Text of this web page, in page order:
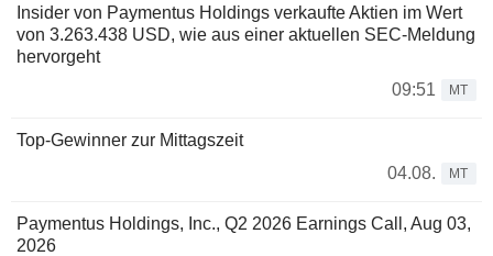
Insider von Paymentus Holdings verkaufte Aktien im Wert
von 3.263.438 USD, wie aus einer aktuellen SEC-Meldung
hervorgeht
09:51
MT
Top-Gewinner zur Mittagszeit
04.08.
MT
Paymentus Holdings, Inc., Q2 2026 Earnings Call, Aug 03,
2026